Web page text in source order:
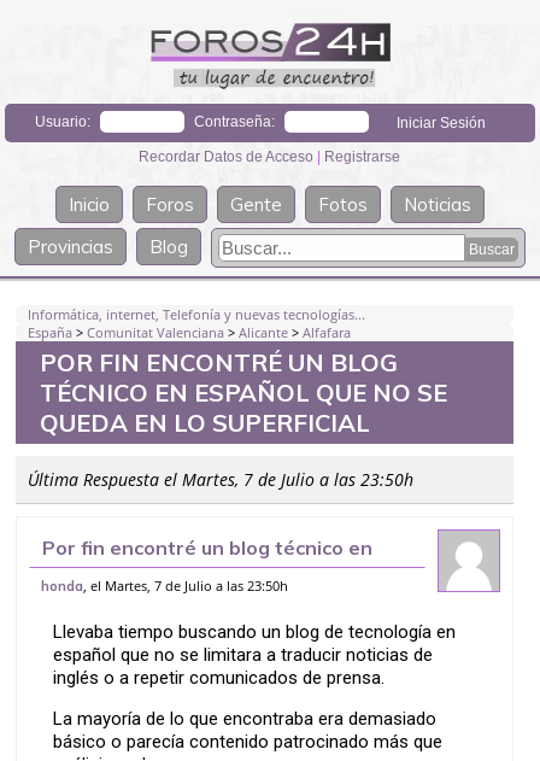
Usuario: Contraseña:
Recordar Datos de Acceso | Registrarse
Inicio Foros Gente Fotos
Noticias
Provincias
Blog
Informática, internet, Telefonía y nuevas tecnologías...
España >Comunitat Valenciana >Alicante >Alfafara
POR FIN ENCONTRÉ UN BLOG
TÉCNICO EN ESPAÑOL QUE NO SE
QUEDA EN LO SUPERFICIAL
Última Respuesta el Martes, 7 de Julio a las 23:50h
Por fin encontré un blog técnico en
español que no se queda en lo
honda , el Martes, 7 de Julio a las 23:50h
Llevaba tiempo buscando un blog de tecnología en
español que no se limitara a traducir noticias de
inglés o a repetir comunicados de prensa.
La mayoría de lo que encontraba era demasiado
básico o parecía contenido patrocinado más que